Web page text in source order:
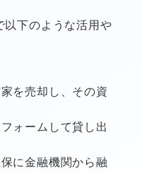
以下のような活用や
を売却し、その資
ォームして貸し出
に金融機関から融